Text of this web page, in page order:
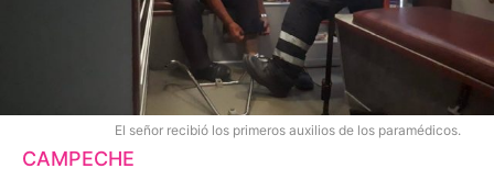
El señor recibió los primeros auxilios de los paramédicos.
CAMPECHE